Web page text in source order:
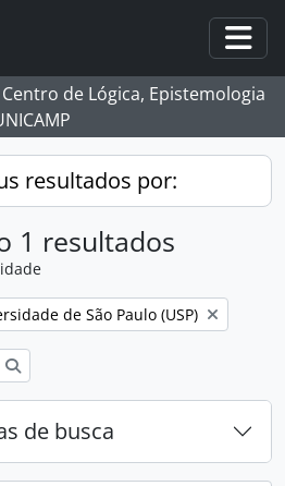
de Lógica, Epistemologia
resultados por:
1 resultados
filtro:de São Paulo (USP)
de busca